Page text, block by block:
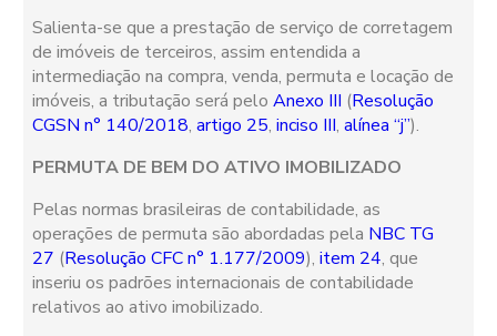
Salienta-se que a prestação de serviço de corretagem
de imóveis de terceiros, assim entendida a
intermediação na compra, venda, permuta e locação de
imóveis, a tributação será peloAnexo III (Resolução
CGSN n° 140/2018,artigo 25,inciso III,alínea “j”).
PERMUTA DE BEM DO ATIVO IMOBILIZADO
Pelas normas brasileiras de contabilidade, as
operações de permuta são abordadas pela NBC TG
27 (Resolução CFC n° 1.177/2009),item 24, que
inseriu os padrões internacionais de contabilidade
relativos ao ativo imobilizado.